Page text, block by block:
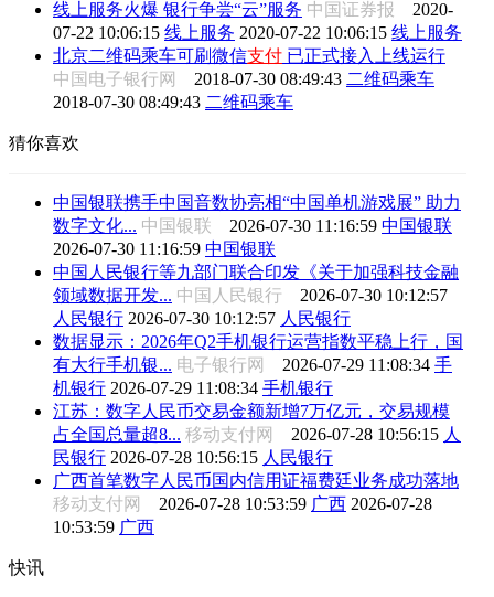
线上服务火爆 银行争尝“云”服务 中国证券报 2020-
07-22 10:06:15 线上服务 2020-07-22 10:06:15 线上服务
北京二维码乘车可刷微信支付 已正式接入上线运行
中国电子银行网 2018-07-30 08:49:43 二维码乘车
2018-07-30 08:49:43 二维码乘车
猜你喜欢
中国银联携手中国音数协亮相“中国单机游戏展” 助力
数字文化... 中国银联 2026-07-30 11:16:59 中国银联
2026-07-30 11:16:59 中国银联
中国人民银行等九部门联合印发《关于加强科技金融
领域数据开发... 中国人民银行 2026-07-30 10:12:57
人民银行 2026-07-30 10:12:57 人民银行
数据显示：2026年Q2手机银行运营指数平稳上行，国
有大行手机银... 电子银行网 2026-07-29 11:08:34 手
机银行 2026-07-29 11:08:34 手机银行
江苏：数字人民币交易金额新增7万亿元，交易规模
占全国总量超8... 移动支付网 2026-07-28 10:56:15 人
民银行 2026-07-28 10:56:15 人民银行
广西首笔数字人民币国内信用证福费廷业务成功落地
移动支付网 2026-07-28 10:53:59 广西 2026-07-28
10:53:59 广西
快讯